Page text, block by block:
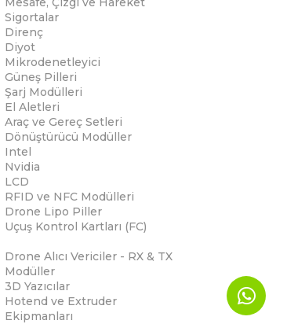
Sigortalar
Direnç
Diyot
Mikrodenetleyici
Güneş Pilleri
Şarj Modülleri
El Aletleri
Araç ve Gereç Setleri
Dönüştürücü Modüller
Intel
Nvidia
LCD
RFID ve NFC Modülleri
Drone Lipo Piller
Uçuş Kontrol Kartları (FC)
Drone Alıcı Vericiler - RX & TX
Modüller
3D Yazıcılar
Hotend ve Extruder
Ekipmanları